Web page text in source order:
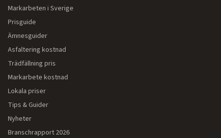
Markarbeten i Sverige
Prisguide
Ämnesguider
Asfaltering kostnad
Trädfällning pris
Markarbete kostnad
Lokala priser
Tips & Guider
Nyheter
Branschrapport 2026